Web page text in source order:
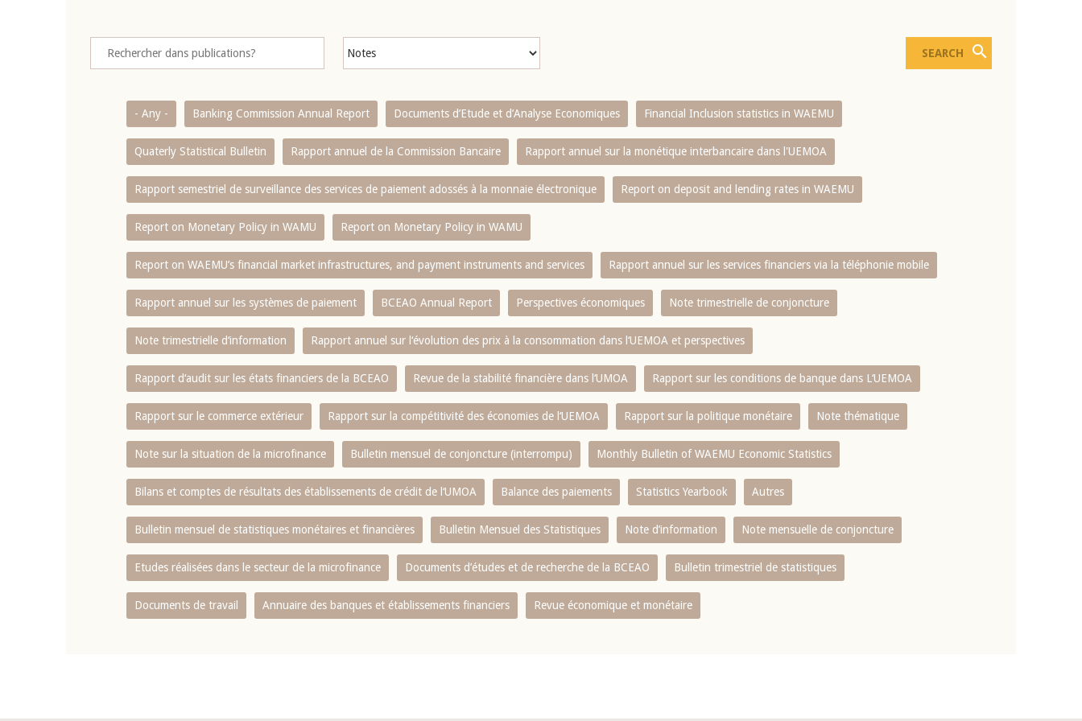
- Any - Banking Commission Annual Report Documents d’Etude et d’Analyse Economiques Financial Inclusion statistics in WAEMU
Quaterly Statistical Bulletin Rapport annuel de la Commission Bancaire Rapport annuel sur la monétique interbancaire dans l'UEMOA
Rapport semestriel de surveillance des services de paiement adossés à la monnaie électronique Report on deposit and lending rates in WAEMU
Report on Monetary Policy in WAMU Report on Monetary Policy in WAMU
Report on WAEMU’s financial market infrastructures, and payment instruments and services Rapport annuel sur les services financiers via la téléphonie mobile
Rapport annuel sur les systèmes de paiement BCEAO Annual Report Perspectives économiques Note trimestrielle de conjoncture
Note trimestrielle d‘information Rapport annuel sur l‘évolution des prix à la consommation dans l‘UEMOA et perspectives
Rapport d‘audit sur les états financiers de la BCEAO Revue de la stabilité financière dans l‘UMOA Rapport sur les conditions de banque dans L‘UEMOA
Rapport sur le commerce extérieur Rapport sur la compétitivité des économies de l‘UEMOA Rapport sur la politique monétaire Note thématique
Note sur la situation de la microfinance Bulletin mensuel de conjoncture (interrompu) Monthly Bulletin of WAEMU Economic Statistics
Bilans et comptes de résultats des établissements de crédit de l‘UMOA Balance des paiements Statistics Yearbook Autres
Bulletin mensuel de statistiques monétaires et financières Bulletin Mensuel des Statistiques Note d’information Note mensuelle de conjoncture
Etudes réalisées dans le secteur de la microfinance Documents d’études et de recherche de la BCEAO Bulletin trimestriel de statistiques
Documents de travail Annuaire des banques et établissements financiers Revue économique et monétaire